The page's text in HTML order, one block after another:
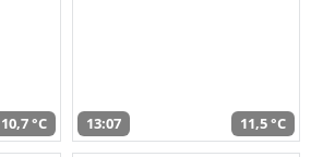
10,7 °C 13:07 11,5 °C